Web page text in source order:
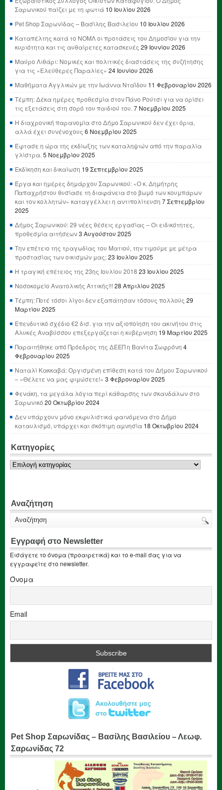
Σαρωνικού παίζει με τη φωτιά 10 Ιουλίου 2026
Pet Shop Σαρωνίδας – Βασίλης Βασιλείου 10 Ιουλίου 2026
Καταπέλτης κατά το ΝΟΜΛ οι προτάσεις του Δημοσίου για την
κυριότητα και τις αυθαίρετες κατασκευές 29 Ιουνίου 2026
Μαύρο Λιθάρι: Νομικές και πολιτικές διαστάσεις της συζήτησης
για τις «Ελεύθερες Παραλίες» 24 Ιουνίου 2026
Μαθήματα Αγγλικών με την Ιωάννα Νταΐδου 11 Φεβρουαρίου 2026
Τέμπη: Δέκα ημέρες προθεσμία στον Πάνο Ρούτσι για να ορίσει
τις εξετάσεις στη σορό του παιδιού του. 7 Νοεμβρίου 2025
Η διαχρονική παρανομία στο Δήμο Σαρωνικού δεν έχει όρια,
αλλά έχει συνένοχους 6 Νοεμβρίου 2025
Έφτασε η ώρα της εκδίωξης των καταληψιών από την παραλία
γλίστρα. 5 Νοεμβρίου 2025
Εκδίκηση και δικαίωση 19 Σεπτεμβρίου 2025
Έργα και ημέρες δημάρχου Σαρωνικού: «Ο κ. Δημήτρης
Παπαχρήστου θυσίασε τη διαφάνεια στο βωμό των κουμπάρων
και τον κολλητών» καταγγέλλει η αντιπολίτευση 7 Σεπτεμβρίου
2025
Δήμος Σαρωνικού: 29 νέες θέσεις εργασίας – Οι ειδικότητες,
προθεσμία αιτήσεων3 Αυγούστου 2025
Την επέτειο της τραγωδίας του Ματιού, την τιμούμε με μέτρα
προστασίας των οικισμών μας;23 Ιουλίου 2025
Η τραγική επέτειος της 23ης Ιουλίου 2018 23 Ιουλίου 2025
Νοσοκομείο Ανατολικής Αττικής!!! 28 Απριλίου 2025
Τέμπη: Ποτέ τόσοι λίγοι δεν εξαπάτησαν τόσους πολλούς 29
Μαρτίου 2025
Επενδυτικό σχέδιο €2 δισ. για την αξιοποίηση του ακινήτου στις
Αλυκές Αναβύσσου επεξεργάζεται η κυβέρνηση 19 Μαρτίου 2025
Παραιτήθηκε από Πρόεδρος της ΔΕΕΠ η Βανίτα Σωφρόνη 4
Φεβρουαρίου 2025
Ναταλί Κακκαβά: Οργισμένη επίθεση κατά του Δήμου Σαρωνικού
– «Θέλετε να μας φιμώσετε!» 3 Φεβρουαρίου 2025
Φενάκη, τα μεγάλα λόγια περί κάθαρσης των σκανδάλων στο
Σαρωνικό 20 Οκτωβρίου 2024
Δεν υπάρχουν μόνο εκφυλιστικά φαινόμενα στο Δήμο
καταυλισμό, υπάρχει και σκόπιμη αμνησία 18 Οκτωβρίου 2024
Κατηγορίες
Κατηγορίες
Αναζήτηση
Εγγραφή στο Newsletter
Εισάγετε το όνομα (προαιρετικά) και το e-mail σας για να
εγγραφείτε στο newsletter.
Όνομα
Email
Pet Shop Σαρωνίδας – Βασίλης Βασιλείου – Λεωφ.
Σαρωνίδας 72